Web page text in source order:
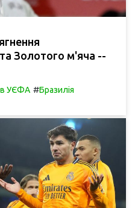
Золотого м'яча --
УЄФА #Бразилія